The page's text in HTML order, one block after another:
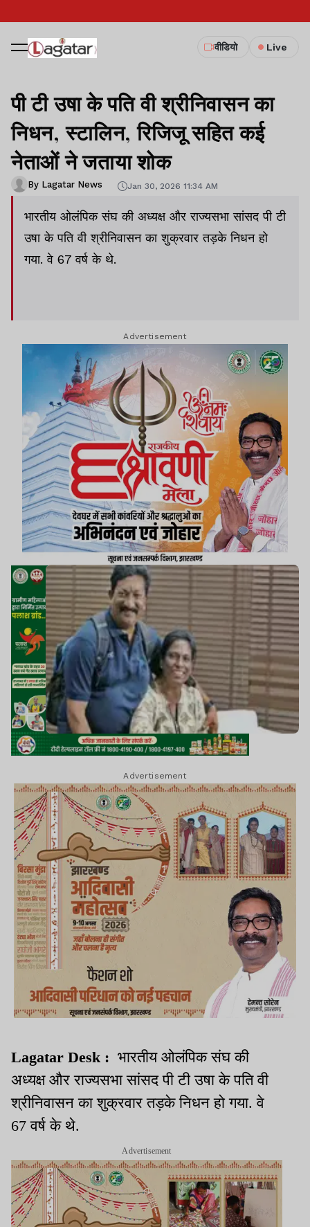
वीडियो Live
पी टी उषा के पति वी श्रीनिवासन का
निधन, स्टालिन, रिजिजू सहित कई
नेताओं ने जताया शोक
By Lagatar News Jan 30, 2026 11:34 AM
भारतीय ओलंपिक संघ की अध्यक्ष और राज्यसभा सांसद पी टी
उषा के पति वी श्रीनिवासन का शुक्रवार तड़के निधन हो
गया. वे 67 वर्ष के थे.
Advertisement
Advertisement
Lagatar Desk : भारतीय ओलंपिक संघ की
अध्यक्ष और राज्यसभा सांसद पी टी उषा के पति वी
श्रीनिवासन का शुक्रवार तड़के निधन हो गया. वे
67 वर्ष के थे.
Advertisement